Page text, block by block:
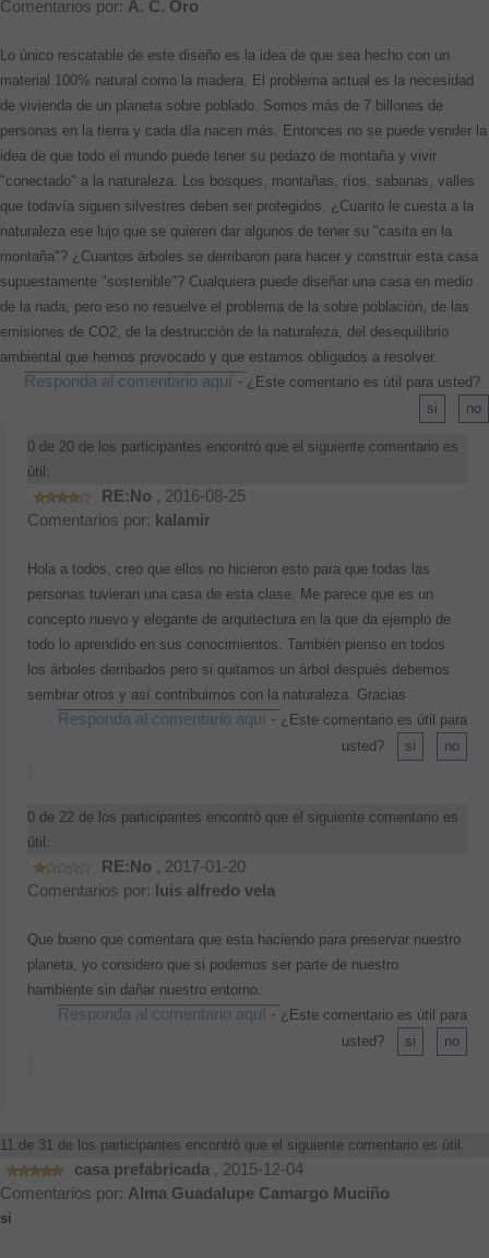
Comentarios por: A. C. Oro
Lo único rescatable de este diseño es la idea de que sea hecho con un
material 100% natural como la madera. El problema actual es la necesidad
de vivienda de un planeta sobre poblado. Somos más de 7 billones de
personas en la tierra y cada día nacen más. Entonces no se puede vender la
idea de que todo el mundo puede tener su pedazo de montaña y vivir
"conectado" a la naturaleza. Los bosques, montañas, ríos, sabanas, valles
que todavía siguen silvestres deben ser protegidos. ¿Cuanto le cuesta a la
naturaleza ese lujo que se quieren dar algunos de tener su "casita en la
montaña"? ¿Cuantos árboles se derribaron para hacer y construir esta casa
supuestamente "sostenible"? Cualquiera puede diseñar una casa en medio
de la nada, pero eso no resuelve el problema de la sobre población, de las
emisiones de CO2, de la destrucción de la naturaleza, del desequilibrio
ambiental que hemos provocado y que estamos obligados a resolver.
Responda al comentario aquí - ¿Este comentario es útil para usted?
0 de 20 de los participantes encontró que el siguiente comentario es
útil:
RE:No , 2016-08-25
Comentarios por: kalamir
Hola a todos, creo que ellos no hicieron esto para que todas las
personas tuvieran una casa de esta clase. Me parece que es un
concepto nuevo y elegante de arquitectura en la que da ejemplo de
todo lo aprendido en sus conocimientos. También pienso en todos
los árboles derribados pero si quitamos un árbol después debemos
sembrar otros y así contribuimos con la naturaleza. Gracias
Responda al comentario aquí - ¿Este comentario es útil para
usted?
0 de 22 de los participantes encontró que el siguiente comentario es
útil:
RE:No , 2017-01-20
Comentarios por:
luis alfredo vela
Que bueno que comentara que esta haciendo para preservar nuestro
planeta, yo considero que si podemos ser parte de nuestro
hambiente sin dañar nuestro entorno.
Responda al comentario aquí - ¿Este comentario es útil para
usted?
11 de 31 de los participantes encontró que el siguiente comentario es útil:
casa prefabricada , 2015-12-04
Comentarios por: Alma Guadalupe Camargo Muciño
si